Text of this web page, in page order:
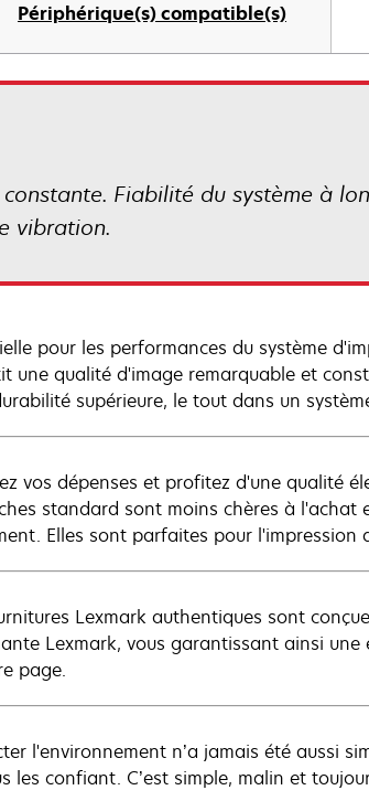
Périphérique(s) compatible(s)
Fiabilité du système à
vibration.
pour les performances du système
une qualité d'image remarquable et
supérieure, le tout dans un
vos dépenses et profitez d'une qualité
standard sont moins chères à l'achat
Elles sont parfaites pour l'impression
Lexmark authentiques sont
Lexmark, vous garantissant ainsi
page.
l'environnement n’a jamais été aussi
les confiant. C’est simple, malin et